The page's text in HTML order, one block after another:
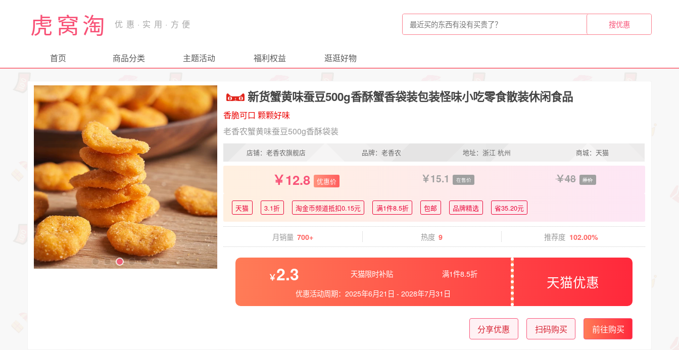
虎窝淘
首页 商品分类 主题活动 福利权益 逛逛好物
新货蟹黄味蚕豆500g香酥蟹香袋装包装怪味小吃零食散装休闲食品
香脆可口 颗颗好味
老香农蟹黄味蚕豆500g香酥袋装
店铺：老香农旗舰店 品牌：老香农 地址：浙江 杭州 商城：天猫
12.8 优惠价 15.1 在售价 48 原价
天猫 3.1折 淘金币频道抵扣0.15元 满1件8.5折 包邮 品牌精选 省35.20元
月销量 700+ 热度 9 推荐度 102.00%
2.3 天猫限时补贴
满1件8.5折
优惠活动周期： 2025年6月21日 - 2028年7月31日
天猫优惠
分享优惠 扫码购买 前往购买